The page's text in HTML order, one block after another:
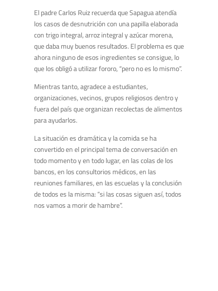
El padre Carlos Ruiz recuerda que Sapagua atendía
los casos de desnutrición con una papilla elaborada
con trigo integral, arroz integral y azúcar morena,
que daba muy buenos resultados. El problema es que
ahora ninguno de esos ingredientes se consigue, lo
que los obligó a utilizar fororo, “pero no es lo mismo”.
Mientras tanto, agradece a estudiantes,
organizaciones, vecinos, grupos religiosos dentro y
fuera del país que organizan recolectas de alimentos
para ayudarlos.
La situación es dramática y la comida se ha
convertido en el principal tema de conversación en
todo momento y en todo lugar, en las colas de los
bancos, en los consultorios médicos, en las
reuniones familiares, en las escuelas y la conclusión
de todos es la misma: “si las cosas siguen así, todos
nos vamos a morir de hambre”.